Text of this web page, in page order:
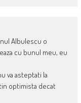
Albulescu o
cu bunul meu, eu
va asteptati la
optimista decat